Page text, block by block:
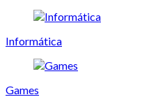
Informática
Games